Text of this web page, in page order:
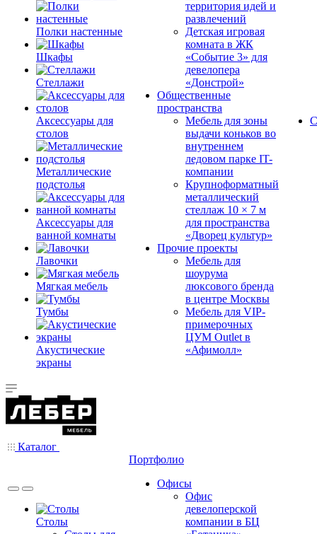
Полки настенные
Шкафы
Стеллажи
Аксессуары для
столов
Металлические
подстолья
Аксессуары для
ванной комнаты
Лавочки
Мягкая мебель
Тумбы
Акустические
экраны
территория идей и
развлечений
Детская игровая
комната в ЖК
«Событие 3» для
девелопера
«Донстрой»
Общественные
пространства
Мебель для зоны
выдачи коньков во
внутреннем
ледовом парке IT-
компании
Крупноформатный
металлический
стеллаж 10 × 7 м
для пространства
«Дворец культур»
Прочие проекты
Мебель для
шоурума
люксового бренда
в центре Москвы
Мебель для VIP-
примерочных
ЦУМ Outlet в
«Афимолл»
Каталог
Столы
Портфолио
Офисы
Офис
девелоперской
компании в БЦ